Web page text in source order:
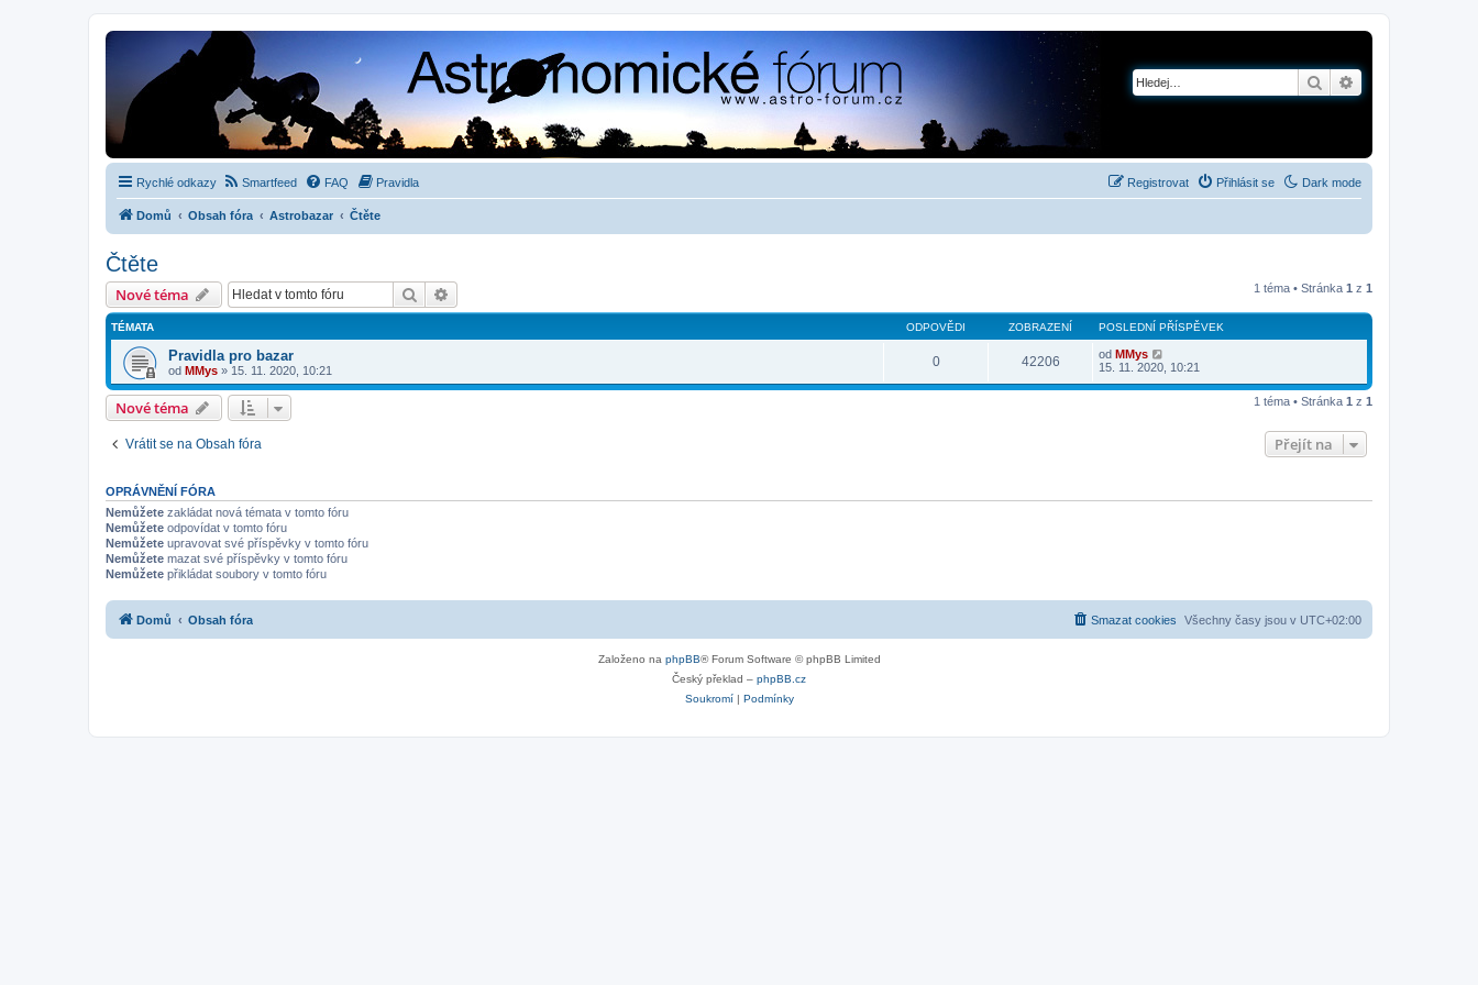
Hledat
Rychlé odkazy Dark mode
Smartfeed FAQ Pravidla Přihlásit se
Registrovat
Domů Obsah fóra Astrobazar Čtěte
Čtěte
Nové téma Hledat 1 téma • Stránka 1 z 1
TÉMATA ODPOVĚDI ZOBRAZENÍ POSLEDNÍ PŘÍSPĚVEK
Pravidla pro bazar
od MMys » 15. 11. 2020, 10:21
0 42206 od MMys
15. 11. 2020, 10:21
Nové téma 1 téma • Stránka 1 z 1
Vrátit se na Obsah fóra Přejít na
OPRÁVNĚNÍ FÓRA
Nemůžete zakládat nová témata v tomto fóru
Nemůžete odpovídat v tomto fóru
Nemůžete upravovat své příspěvky v tomto fóru
Nemůžete mazat své příspěvky v tomto fóru
Nemůžete přikládat soubory v tomto fóru
Domů Obsah fóra Všechny časy jsou v UTC+02:00
Smazat cookies
Založeno na phpBB® Forum Software © phpBB Limited
Český překlad – phpBB.cz
Soukromí| Podmínky